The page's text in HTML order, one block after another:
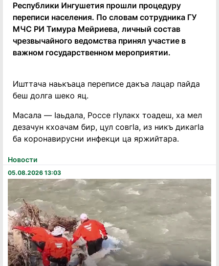
Новости
05.08.2026 13:03
Республики Ингушетия прошли процедуру
переписи населения. По словам сотрудника ГУ
МЧС РИ Тимура Мейриева, личный состав
чрезвычайного ведомства принял участие в
важном государственном мероприятии.
Ишттача наькъаца переписе дакъа лацар пайда
беш долга шеко яц.
Масала — Iаьдала, Россе гIулакх тоадеш, ха мел
дезачун кхоачам бир, цул совгIа, из никъ дикагIа
ба коронавирусни инфекци ца яржийтара.